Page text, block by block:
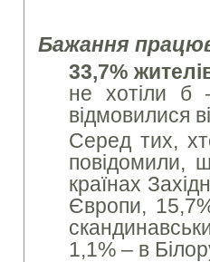
Бажання
33,7%
не хотіли б
відмовилися
Серед тих,
повідомили,
країнах
Європи,
1,1% – в